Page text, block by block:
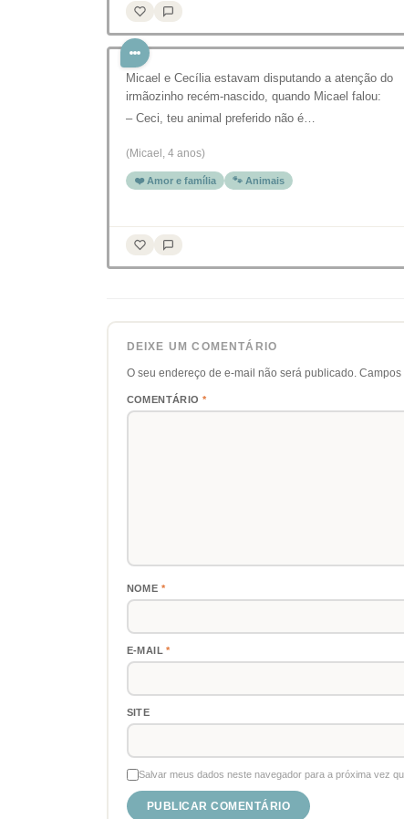
Micael e Cecília estavam disputando a atenção do
irmãozinho recém-nascido, quando Micael falou:
– Ceci, teu animal preferido não é…
(Micael, 4 anos)
❤️ Amor e família 🐾 Animais
DEIXE UM COMENTÁRIO
O seu endereço de e-mail não será publicado. Campos
COMENTÁRIO *
NOME *
E-MAIL*
SITE
Salvar meus dados neste navegador para a próxima vez